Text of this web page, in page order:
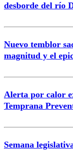
desborde del río
Nuevo temblor
magnitud y el
Alerta por calor
Temprana
Semana